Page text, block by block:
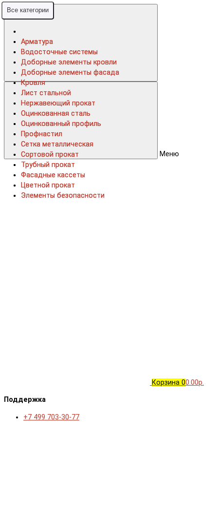
Меню
Корзина 00.00р.
Поддержка
+7 499 703-30-77
Все категории
Арматура
Водосточные системы
Доборные элементы кровли
Доборные элементы фасада
Кровля
Лист стальной
Нержавеющий прокат
Оцинкованная сталь
Оцинкованный профиль
Профнастил
Сетка металлическая
Сортовой прокат
Трубный прокат
Фасадные кассеты
Цветной прокат
Элементы безопасности
Все категории
Арматура
Водосточные системы
Доборные элементы кровли
Доборные элементы фасада
Кровля
Лист стальной
Нержавеющий прокат
Оцинкованная сталь
Оцинкованный профиль
Профнастил
Сетка металлическая
Сортовой прокат
Трубный прокат
Фасадные кассеты
Цветной прокат
Элементы безопасности